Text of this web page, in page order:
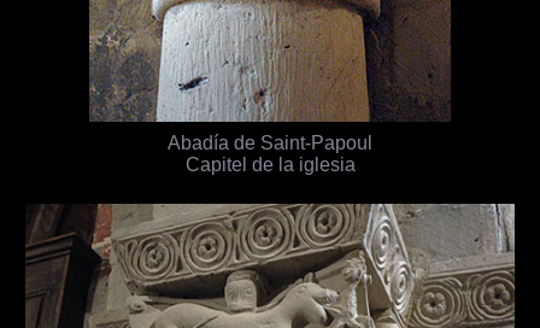
Abadía de Saint-Papoul
Capitel de la iglesia